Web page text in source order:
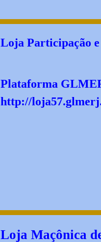
Loja Participação
Plataforma
http://
Loja Maçônica